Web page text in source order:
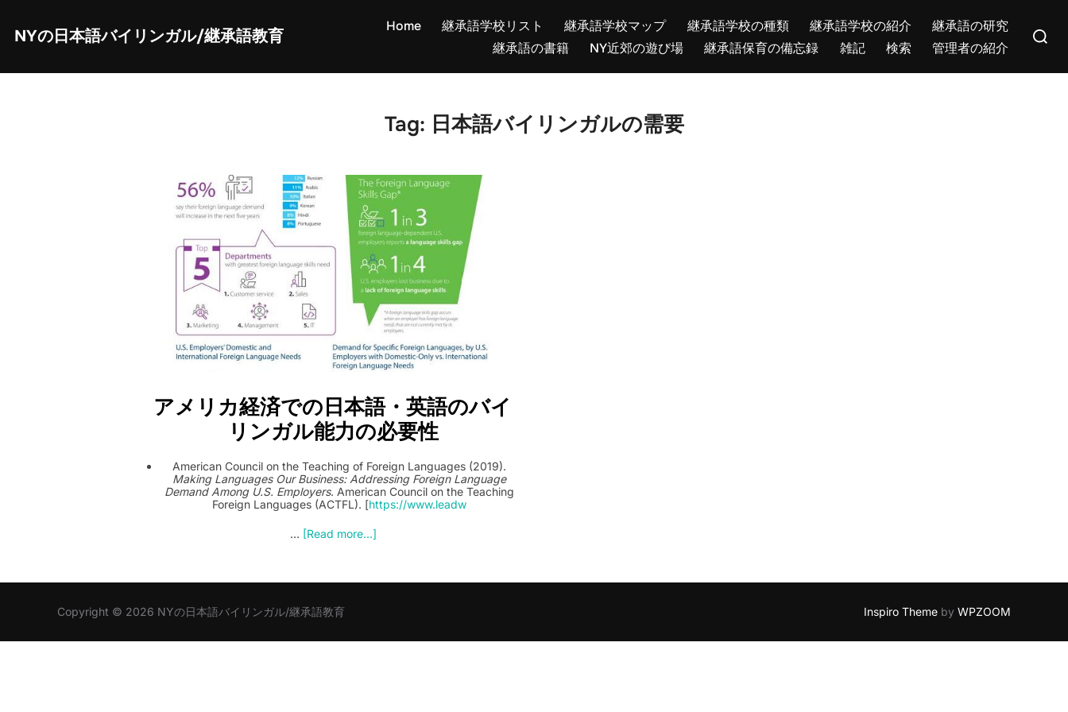
content
NYの日本語バイリンガル/継承語教育
Home 継承語学校リスト 継承語学校マップ 継承語学校の種類 継承語学校の紹介
継承語の研究
継承語の書籍
NY近郊の遊び場 継承語保育の備忘録 雑記 検索 管理者の紹介
for:
Tag: 日本語バイリンガルの需要
アメリカ経済での日本語・英語のバイ
リンガル能力の必要性
American Council on the Teaching of Foreign Languages (2019).
Making Languages Our Business: Addressing Foreign Language
Demand Among U.S. Employers. American Council on the Teaching
Foreign Languages (ACTFL). [https://www.leadw
… [Read more...]
Copyright © 2026 NYの日本語バイリンガル/継承語教育 Inspiro Theme by WPZOOM